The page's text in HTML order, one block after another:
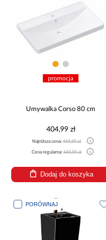
promocja
Umywalka Corso 80 cm
404,99 zł
Najniższa cena:449,99 zł
Cena regularna:449,99 zł
Dodaj do koszyka
PORÓWNAJ